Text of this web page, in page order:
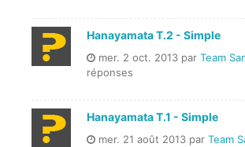
Hanayamata T.2 - Simple
mer. 2 oct. 2013 par Team
réponses
Hanayamata T.1 - Simple
mer. 21 août 2013 par Team